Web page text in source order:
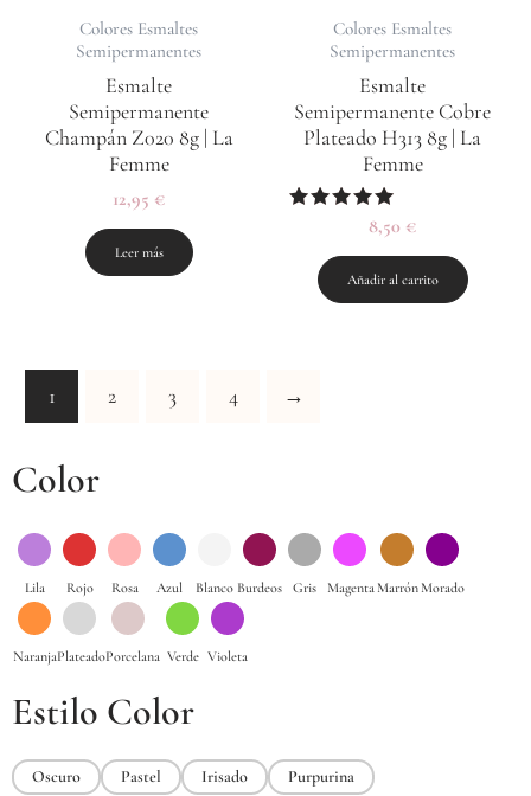
Color
Estilo Color
Oscuro Pastel Irisado Purpurina
Colores Esmaltes
Semipermanentes
Esmalte
Semipermanente
Champán Z020 8g | La
Femme
12,95 €
Leer más
Colores Esmaltes
Semipermanentes
Esmalte
Semipermanente Cobre
Plateado H313 8g | La
Femme
Valorado
5.00
de 5
8,50 €
Añadir al carrito
1 2 3 4 →